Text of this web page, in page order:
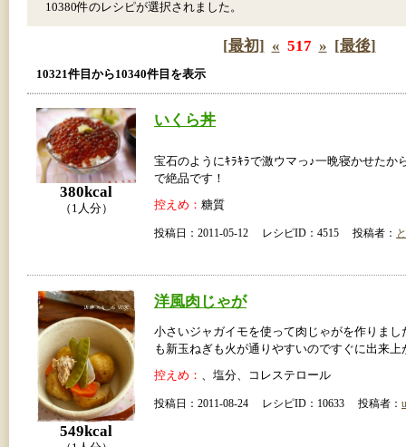
10380件のレシピが選択されました。
[最初] « 517 » [最後]
10321件目から10340件目を表示
380kcal
（1人分）
いくら丼
宝石のようにｷﾗｷﾗで激ウマっ♪一晩寝かせたか
で絶品です！
控えめ： 糖質
投稿日：2011-05-12 レシピID：4515 投稿者：
549kcal
洋風肉じゃが
小さいジャガイモを使って肉じゃがを作りまし
も新玉ねぎも火が通りやすいのですぐに出来上
控えめ： 、塩分、コレステロール
投稿日：2011-08-24 レシピID：10633 投稿者：